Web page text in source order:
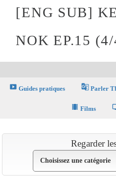
[ENG SUB]
NOK EP.15
smart_display Guides pratiques g_translate Parler
theaters Films
Regarder